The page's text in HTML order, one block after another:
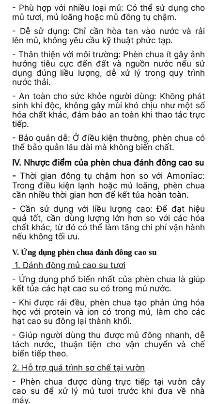
- Phù hợp với nhiều loại mủ: Có thể sử dụng cho
mủ tươi, mủ loãng hoặc mủ đông tụ chậm.
- Dễ sử dụng: Chỉ cần hòa tan vào nước và rải
lên mủ, không yêu cầu kỹ thuật phức tạp.
- Thân thiện với môi trường: Phèn chua ít gây ảnh
hưởng tiêu cực đến đất và nguồn nước nếu sử
dụng đúng liều lượng, dễ xử lý trong quy trình
nước thải.
- An toàn cho sức khỏe người dùng: Không phát
sinh khí độc, không gây mùi khó chịu như một số
hóa chất khác, đảm bảo an toàn khi thao tác trực
tiếp.
- Bảo quản dễ: Ở điều kiện thường, phèn chua có
thể bảo quản lâu dài mà không biến chất.
IV. Nhược điểm của phèn chua đánh đông cao su
- Thời gian đông tụ chậm hơn so với Amoniac:
Trong điều kiện lạnh hoặc mủ loãng, phèn chua
cần nhiều thời gian hơn để kết tủa hoàn toàn.
- Cần sử dụng với liều lượng cao: Để đạt hiệu
quả tốt, cần dùng lượng lớn hơn so với các hóa
chất khác, từ đó có thể làm tăng chi phí vận hành
nếu không tối ưu.
V. Ứng dụng phèn chua đánh đông cao su
1. Đánh đông mủ cao su tươi
- Ứng dụng phổ biến nhất của phèn chua là giúp
kết tủa các hạt cao su có trong mủ nước.
- Khi được rải đều, phèn chua tạo phản ứng hóa
học với protein và ion có trong mủ, làm cho các
hạt cao su đông lại thành khối.
- Giúp người dùng thu được mủ đông nhanh, dễ
tách nước, thuận tiện cho vận chuyển và chế
biến tiếp theo.
2. Hỗ trợ quá trình sơ chế tại vườn
- Phèn chua được dùng trực tiếp tại vườn cây
cao su để xử lý mủ tươi trước khi đưa về nhà
máy.